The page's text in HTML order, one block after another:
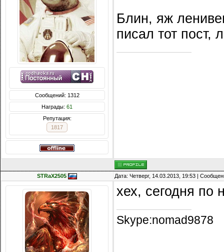
Сообщений: 1312
Награды: 61
Репутация:
1817
Блин, яж
писал тот пост,
STRaX2505 Дата: Четверг, 14.03.2013, 19:53 |
хех, сегодня по
Skype:nomad9878